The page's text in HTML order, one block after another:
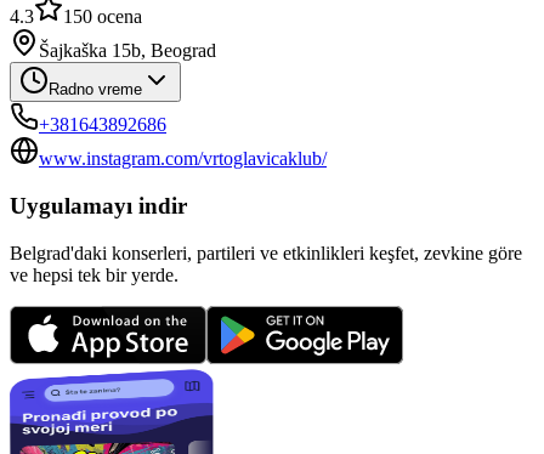
4.3 150 ocena
Šajkaška 15b, Beograd
Radno vreme
+381643892686
www.instagram.com/vrtoglavicaklub/
Uygulamayı indir
Belgrad'daki konserleri, partileri ve etkinlikleri keşfet, zevkine göre
ve hepsi tek bir yerde.